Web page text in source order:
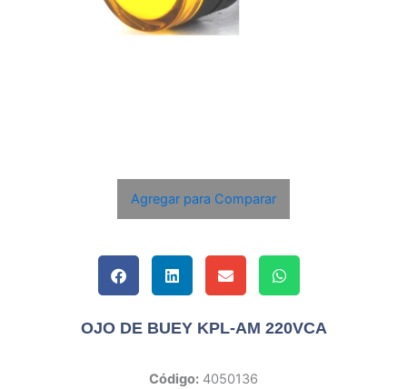
Agregar para Comparar
OJO DE BUEY KPL-AM 220VCA
Código: 4050136